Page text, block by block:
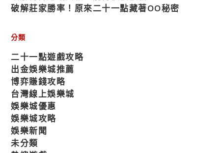
破解莊家勝率！原來二十一點藏著OO秘密
分類
二十一點遊戲攻略
出金娛樂城推薦
博弈賺錢攻略
台灣線上娛樂城
娛樂城優惠
娛樂城攻略
娛樂新聞
未分類